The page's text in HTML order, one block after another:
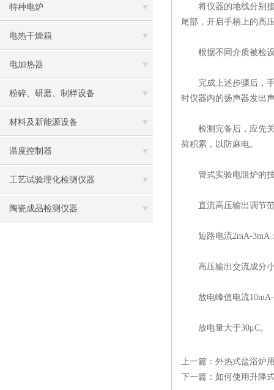
特种电炉
电热干燥箱
电加热器
粉碎、研磨、制样设备
材料及新能源设备
温度控制器
工艺试验理化检测仪器
陶瓷成品检测仪器
将仪器的地线分别接
尾部，开启手柄上的高
根据不同介质被检设
完成上述步骤后，手
时仪器内的扬声器发出
检测完备后，应先关
荷积累，以防麻电。
管式实验电阻炉的技
直流高压输出调节范
短路电流2mA-3mA
高压输出交流成分小
放电峰值电流10mA-
放电量大于30μC。
上一篇： 外热式盐浴炉
下一篇： 如何使用升降